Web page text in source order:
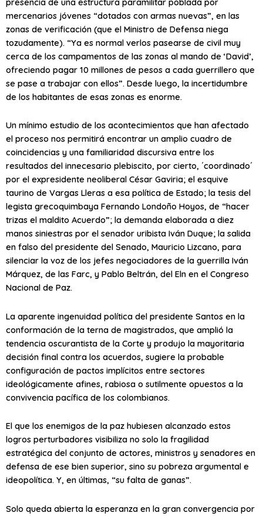
mercenarios jóvenes “dotados con armas nuevas”, en las
zonas de verificación (que el Ministro de Defensa niega
tozudamente). “Ya es normal verlos pasearse de civil muy
cerca de los campamentos de las zonas al mando de ‘David’,
ofreciendo pagar 10 millones de pesos a cada guerrillero que
se pase a trabajar con ellos”. Desde luego, la incertidumbre
de los habitantes de esas zonas es enorme.
Un mínimo estudio de los acontecimientos que han afectado
el proceso nos permitirá encontrar un amplio cuadro de
coincidencias y una familiaridad discursiva entre los
resultados del innecesario plebiscito, por cierto, ´coordinado´
por el expresidente neoliberal César Gaviria; el esquive
taurino de Vargas Lleras a esa política de Estado; la tesis del
legista grecoquimbaya Fernando Londoño Hoyos, de “hacer
trizas el maldito Acuerdo”; la demanda elaborada a diez
manos siniestras por el senador uribista Iván Duque; la salida
en falso del presidente del Senado, Mauricio Lizcano, para
silenciar la voz de los jefes negociadores de la guerrilla Iván
Márquez, de las Farc, y Pablo Beltrán, del Eln en el Congreso
Nacional de Paz.
La aparente ingenuidad política del presidente Santos en la
conformación de la terna de magistrados, que amplió la
tendencia oscurantista de la Corte y produjo la mayoritaria
decisión final contra los acuerdos, sugiere la probable
configuración de pactos implícitos entre sectores
ideológicamente afines, rabiosa o sutilmente opuestos a la
convivencia pacífica de los colombianos.
El que los enemigos de la paz hubiesen alcanzado estos
logros perturbadores visibiliza no solo la fragilidad
estratégica del conjunto de actores, ministros y senadores en
defensa de ese bien superior, sino su pobreza argumental e
ideopolítica. Y, en últimas, “su falta de ganas”.
Solo queda abierta la esperanza en la gran convergencia por